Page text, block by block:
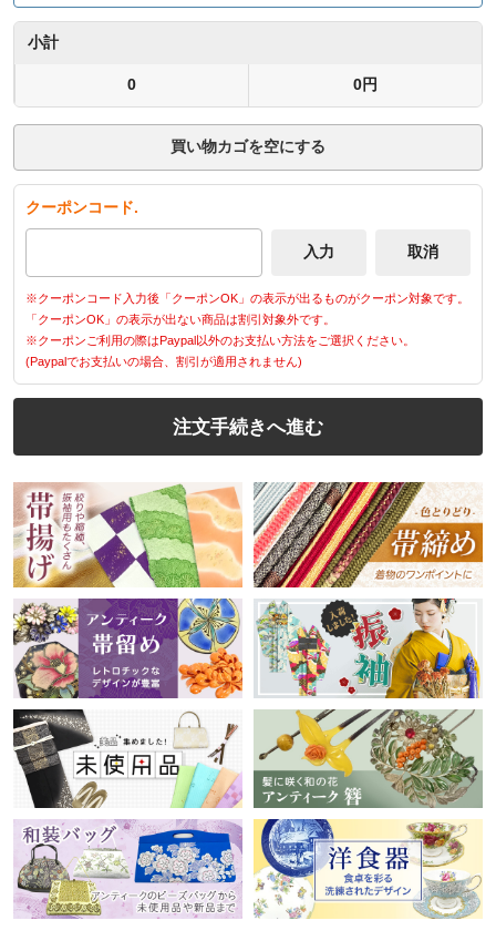
小計
0 0円
買い物カゴを空にする
クーポンコード.
※クーポンコード入力後「クーポンOK」の表示が出るものがクーポン対象です。
「クーポンOK」の表示が出ない商品は割引対象外です。
※クーポンご利用の際はPaypal以外のお支払い方法をご選択ください。
(Paypalでお支払いの場合、割引が適用されません)
注文手続きへ進む